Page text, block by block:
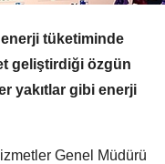
tüketiminde
geliştirdiği özgün
yakıtlar gibi enerji
Genel Müdürü